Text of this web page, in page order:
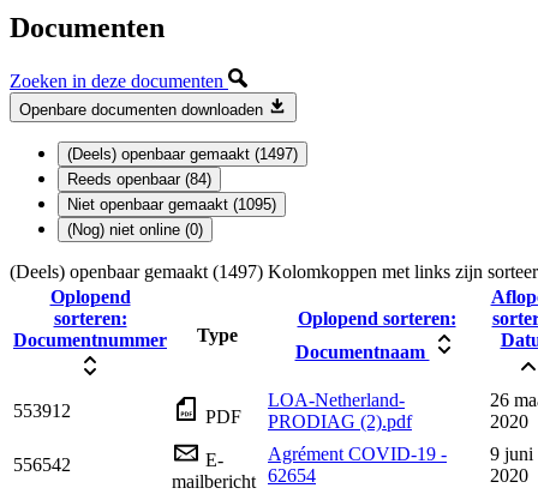
Documenten
Zoeken in deze documenten
Openbare documenten downloaden
(Deels) openbaar gemaakt (1497)
Reeds openbaar (84)
Niet openbaar gemaakt (1095)
(Nog) niet online (0)
(Deels) openbaar gemaakt (1497) Kolomkoppen met links zijn
Oplopend
sorteren:
Documentnummer
Type
Oplopend sorteren:
Documentnaam
553912 PDF
LOA-Netherland-
PRODIAG (2).pdf
26
2020
556542
E-
mailbericht
Agrément COVID-19 -
62654
9 juni
2020